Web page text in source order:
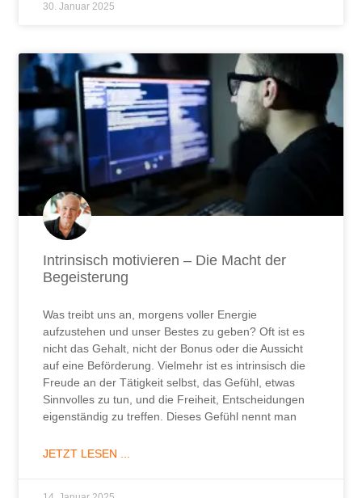
30. Januar 2025
Intrinsisch motivieren – Die Macht der
Begeisterung
Was treibt uns an, morgens voller Energie
aufzustehen und unser Bestes zu geben? Oft ist es
nicht das Gehalt, nicht der Bonus oder die Aussicht
auf eine Beförderung. Vielmehr ist es intrinsisch die
Freude an der Tätigkeit selbst, das Gefühl, etwas
Sinnvolles zu tun, und die Freiheit, Entscheidungen
eigenständig zu treffen. Dieses Gefühl nennt man
JETZT LESEN ...